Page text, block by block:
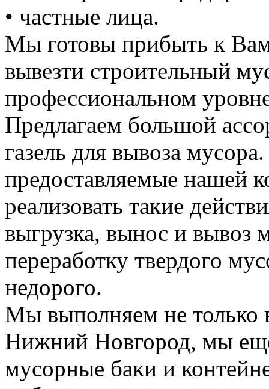
• частные лица.
Мы готовы прибыть к
вывезти строительный
профессиональном
Предлагаем большой
газель для вывоза
предоставляемые нашей
реализовать такие
выгрузка, вынос и вывоз
переработку твердого
недорого.
Мы выполняем не только
Нижний Новгород, мы
мусорные баки и